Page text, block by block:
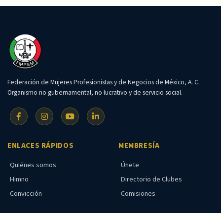
Federación de Mujeres Profesionistas y de Negocios de México, A. C.
Organismo no gubernamental, no lucrativo y de servicio social.
ENLACES RÁPIDOS
Quiénes somos
Himno
Convicción
MEMBRESÍA
Únete
Directorio de Clubes
Comisiones